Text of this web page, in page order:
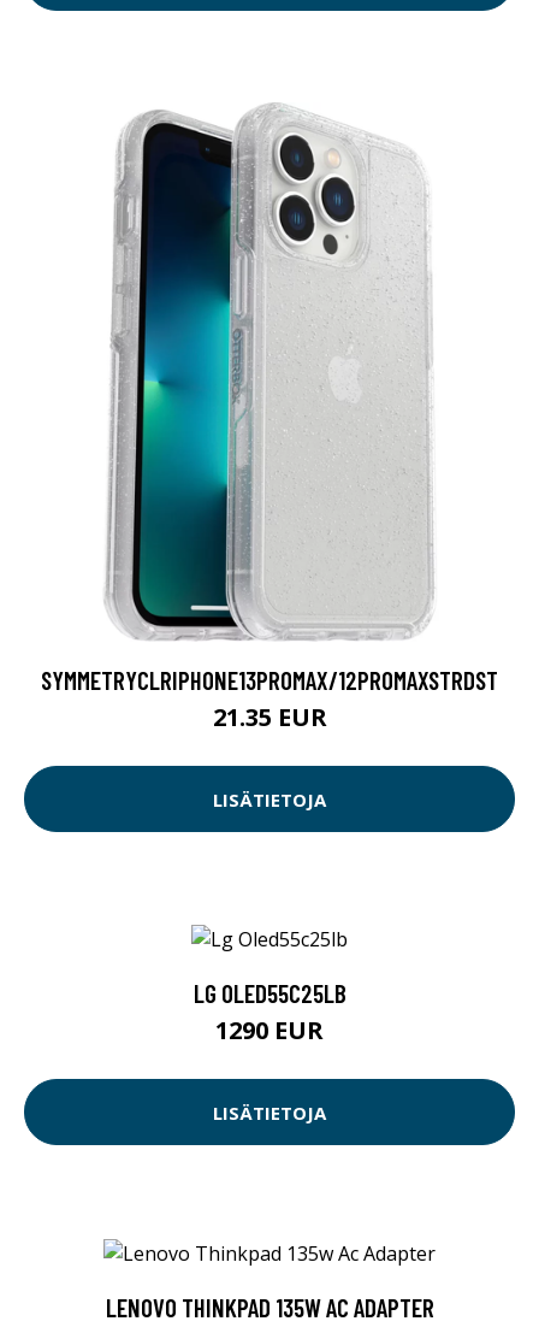
SYMMETRYCLRIPHONE13PROMAX/12PROMAXSTRDST
21.35 EUR
LISÄTIETOJA
LG OLED55C25LB
1290 EUR
LISÄTIETOJA
LENOVO THINKPAD 135W AC ADAPTER